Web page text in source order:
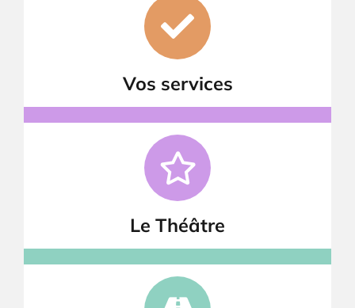
Vos services
Le Théâtre